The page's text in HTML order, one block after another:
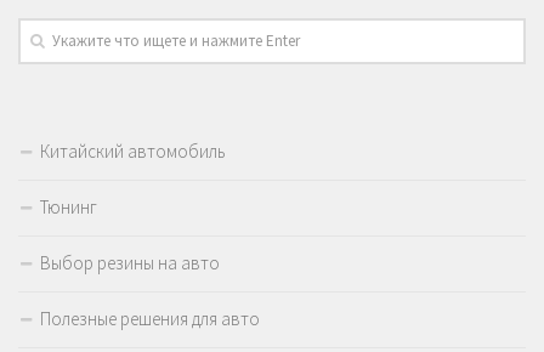
Китайский автомобиль
Тюнинг
Выбор резины на авто
Полезные решения для авто